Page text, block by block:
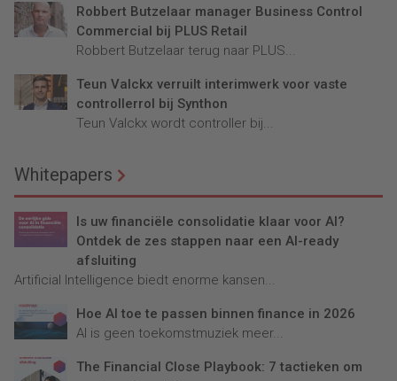
Robbert Butzelaar manager Business Control
Commercial bij PLUS Retail
Robbert Butzelaar terug naar PLUS...
Teun Valckx verruilt interimwerk voor vaste
controllerrol bij Synthon
Teun Valckx wordt controller bij...
Whitepapers
Is uw financiële consolidatie klaar voor AI?
Ontdek de zes stappen naar een AI-ready
afsluiting
Artificial Intelligence biedt enorme kansen...
Hoe AI toe te passen binnen finance in 2026
AI is geen toekomstmuziek meer...
The Financial Close Playbook: 7 tactieken om